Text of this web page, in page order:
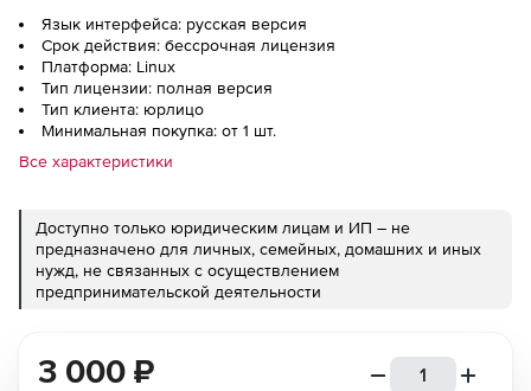
Язык интерфейса: русская версия
Срок действия: бессрочная лицензия
Платформа: Linux
Тип лицензии: полная версия
Тип клиента: юрлицо
Минимальная покупка: от 1 шт.
Все характеристики
Доступно только юридическим лицам и ИП – не
предназначено для личных, семейных, домашних и иных
нужд, не связанных с осуществлением
предпринимательской деятельности
3 000 ₽